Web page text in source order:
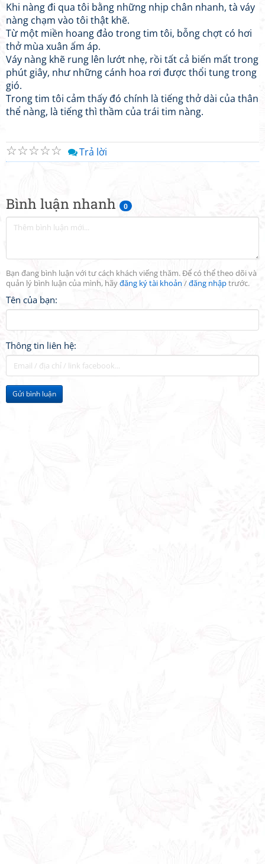
Bình luận nhanh 0
Bạn đang bình luận với tư cách khách viếng thăm. Để có thể theo dõi và
quản lý bình luận của mình, hãyđăng ký tài khoản /đăng nhậptrước.
Tên của bạn:
Thông tin liên hệ:
Gửi bình luận
Khi nàng đi qua tôi bằng những nhịp chân nhanh, tà váy
nàng chạm vào tôi thật khẽ.
Từ một miền hoang đảo trong tim tôi, bỗng chợt có hơi
thở mùa xuân ấm áp.
Váy nàng khẽ rung lên lướt nhẹ, rồi tất cả biến mất trong
phút giây, như những cánh hoa rơi được thổi tung trong
gió.
Trong tim tôi cảm thấy đó chính là tiếng thở dài của thân
thể nàng, là tiếng thì thầm của trái tim nàng.
☆
☆
☆
☆
☆ Trả lời